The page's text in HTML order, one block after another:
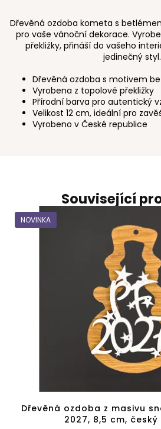
Související
NOVINKA
Dřevěná ozdoba z masivu
2027, 8,5 cm,
Dřevěná ozdoba kometa s
pro vaše vánoční dekorace.
překližky, přináší do vašeho
jedinečný styl.
Dřevěná ozdoba s motivem
Vyrobena z topolové překližky
Přírodní barva pro autentický
Velikost 12 cm, ideální pro
Vyrobeno v České republice